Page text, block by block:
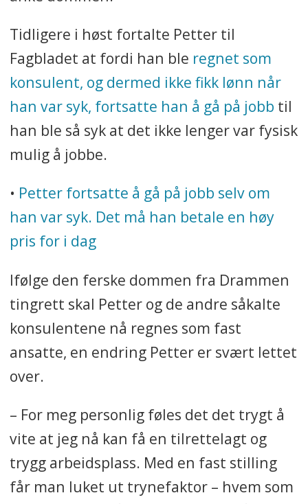
Tidligere i høst fortalte Petter til
Fagbladet at fordi han ble regnet som
konsulent, og dermed ikke fikk lønn når
han var syk, fortsatte han å gå på jobb til
han ble så syk at det ikke lenger var fysisk
mulig å jobbe.
• Petter fortsatte å gå på jobb selv om
han var syk. Det må han betale en høy
pris for i dag
Ifølge den ferske dommen fra Drammen
tingrett skal Petter og de andre såkalte
konsulentene nå regnes som fast
ansatte, en endring Petter er svært lettet
over.
– For meg personlig føles det det trygt å
vite at jeg nå kan få en tilrettelagt og
trygg arbeidsplass. Med en fast stilling
får man luket ut trynefaktor – hvem som